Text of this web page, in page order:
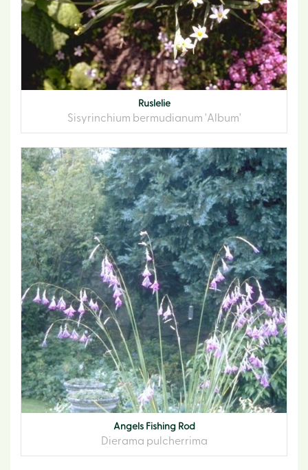
Ruslelie
Sisyrinchium bermudianum 'Album'
Angels Fishing Rod
Dierama pulcherrima